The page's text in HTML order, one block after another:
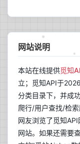
网站说明
本站在线提供觅知
立；觅知API于
分类目录下，并成
爬行/用户查找/检
网友浏览了觅知API
网站。如果还需要